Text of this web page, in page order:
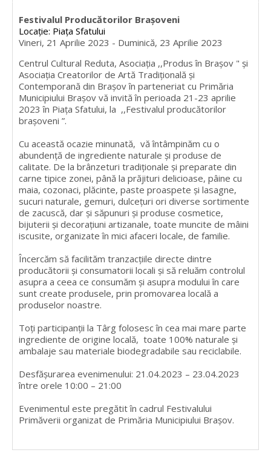
Festivalul Producătorilor Brașoveni
Locație: Piața Sfatului
Vineri, 21 Aprilie 2023 - Duminică, 23 Aprilie 2023
Centrul Cultural Reduta, Asociația ,,Produs în Brașov " și
Asociația Creatorilor de Artă Tradițională și
Contemporană din Brașov în parteneriat cu Primăria
Municipiului Brașov vă invită în perioada 21-23 aprilie
2023 în Piața Sfatului, la ,,Festivalul producătorilor
brașoveni ”.
Cu această ocazie minunată, vă întâmpinăm cu o
abundență de ingrediente naturale și produse de
calitate. De la brânzeturi tradiționale și preparate din
carne tipice zonei, până la prăjituri delicioase, pâine cu
maia, cozonaci, plăcinte, paste proaspete și lasagne,
sucuri naturale, gemuri, dulcețuri ori diverse sortimente
de zacuscă, dar și săpunuri și produse cosmetice,
bijuterii și decorațiuni artizanale, toate muncite de mâini
iscusite, organizate în mici afaceri locale, de familie.
Încercăm să facilităm tranzacțiile directe dintre
producătorii și consumatorii locali și să reluăm controlul
asupra a ceea ce consumăm și asupra modului în care
sunt create produsele, prin promovarea locală a
produselor noastre.
Toți participanții la Târg folosesc în cea mai mare parte
ingrediente de origine locală, toate 100% naturale și
ambalaje sau materiale biodegradabile sau reciclabile.
Desfășurarea evenimenului: 21.04.2023 – 23.04.2023
între orele 10:00 – 21:00
Evenimentul este pregătit în cadrul Festivalului
Primăverii organizat de Primăria Municipiului Brașov.